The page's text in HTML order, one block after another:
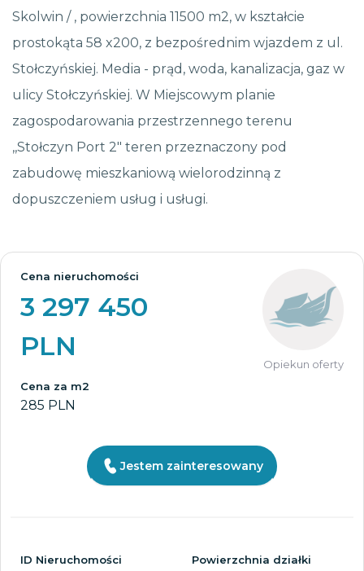
Skolwin / , powierzchnia 11500 m2, w kształcie
prostokąta 58 x200, z bezpośrednim wjazdem z ul.
Stołczyńskiej. Media - prąd, woda, kanalizacja, gaz w
ulicy Stołczyńskiej. W Miejscowym planie
zagospodarowania przestrzennego terenu
,,Stołczyn Port 2" teren przeznaczony pod
zabudowę mieszkaniową wielorodzinną z
dopuszczeniem usług i usługi.
Cena nieruchomości
3 297 450
PLN
Cena za m2
285 PLN
Opiekun oferty
Jestem zainteresowany
ID Nieruchomości
Powierzchnia działki